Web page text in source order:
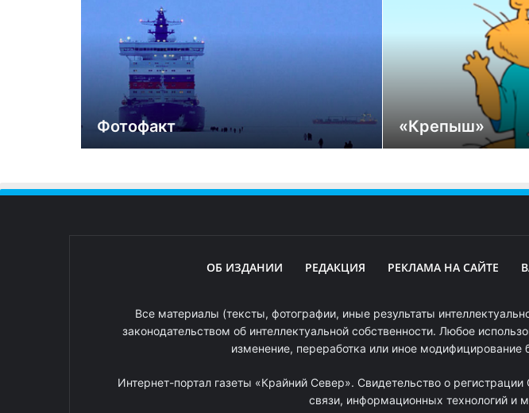
Фотофакт «Крепыш»
ОБ ИЗДАНИИ РЕДАКЦИЯ РЕКЛАМА НА САЙТЕ
Все материалы (тексты, фотографии, иные результаты
законодательством об интеллектуальной собственности. Любое
изменение, переработка или иное модифицирование
Интернет-портал газеты «Крайний Север». Свидетельство о
связи, информационных технологий и